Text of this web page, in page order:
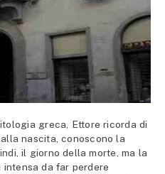
greca, Ettore ricorda di
nascita, conoscono la
il giorno della morte, ma la
da far perdere